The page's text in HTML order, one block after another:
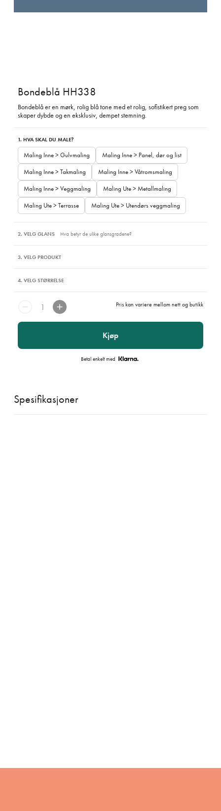
Bondeblå HH338
Bondeblå er en mørk, rolig blå tone med et rolig, sofistikert preg som
skaper dybde og en eksklusiv, dempet stemning.
1. HVA SKAL DU MALE?
Maling Inne > Gulvmaling
Maling Inne > Panel, dør og list
Maling Inne > Takmaling
Maling Inne > Våtromsmaling
Maling Inne > Veggmaling
Maling Ute > Metallmaling
Maling Ute > Terrasse
Maling Ute > Utendørs veggmaling
2. VELG GLANS Hva betyr de ulike glansgradene?
3. VELG PRODUKT
4. VELG STØRRELSE
Pris kan variere mellom nett og butikk
Kjøp
Betal enkelt med
Spesifikasjoner